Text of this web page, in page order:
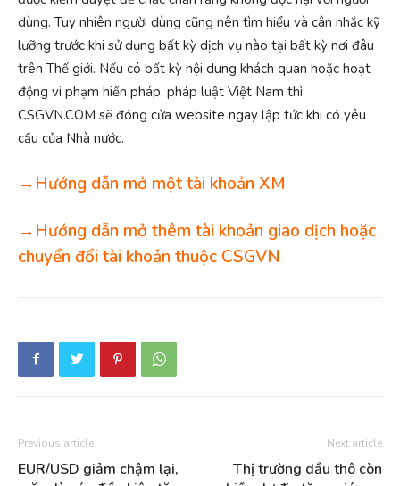
dùng. Tuy nhiên người dùng cũng nên tìm hiểu và cân nhắc kỹ
lưỡng trước khi sử dụng bất kỳ dịch vụ nào tại bất kỳ nơi đâu
trên Thế giới. Nếu có bất kỳ nội dung khách quan hoặc hoạt
động vi phạm hiến pháp, pháp luật Việt Nam thì
CSGVN.COM sẽ đóng cửa website ngay lập tức khi có yêu
cầu của Nhà nước.
→Hướng dẫn mở một tài khoản XM
→Hướng dẫn mở thêm tài khoản giao dịch hoặc
chuyển đổi tài khoản thuộc CSGVN
Previous article
EUR/USD giảm chậm lại,
Next article
Thị trường dầu thô còn